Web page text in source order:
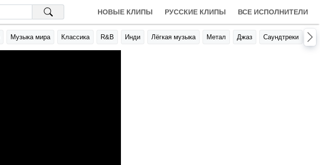
НОВЫЕ КЛИПЫ РУССКИЕ КЛИПЫ ВСЕ ИСПОЛНИТЕЛИ
Музыка мира Классика R&B Инди Лёгкая музыка Метал Джаз Саундтреки